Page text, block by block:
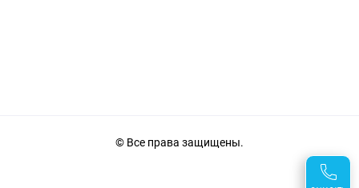
© Все права защищены.